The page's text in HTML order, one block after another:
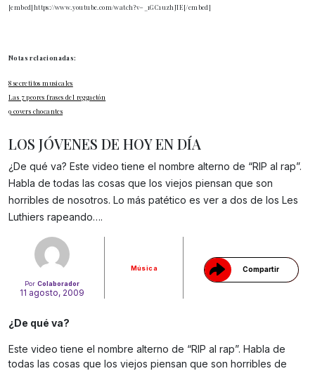
[embed]https://www.youtube.com/watch?v=_1GC1uzhJIE[/embed]
Notas relacionadas:
8 secretitos musicales
Las 7 peores frases del reggaetón
9 covers chocantes
PorColaborador
11 agosto, 2009
Música Compartir
Gracias!
LOS JÓVENES DE HOY EN DÍA
¿De qué va? Este video tiene el nombre alterno de “RIP al rap”.
Habla de todas las cosas que los viejos piensan que son
horribles de nosotros. Lo más patético es ver a dos de los Les
Luthiers rapeando….
¿De qué va?
Este video tiene el nombre alterno de “RIP al rap”. Habla de
todas las cosas que los viejos piensan que son horribles de